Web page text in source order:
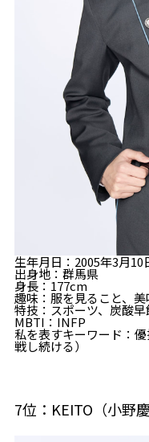
生年月日：2005年3月10
出身地：群馬県
身長：177cm
趣味：服を見ること、
特技：スポーツ、炭酸
MBTI：INFP
私を表すキーワード：
戦し続ける）
7位：KEITO（小野慶